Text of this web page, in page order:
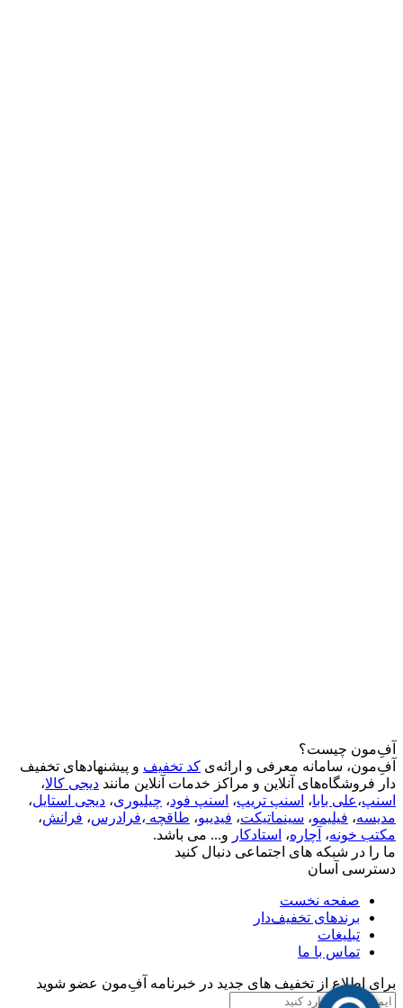
آفِ‌مون چیست؟
آفِ‌مون، سامانه معرفی و ارائه‌ی کد تخفیف و پیشنهادهای تخفیف
دار فروشگاه‌های آنلاین و مراکز خدمات آنلاین مانند دیجی کالا،
اسنپ،علی بابا، اسنپ تریپ، اسنپ فود، چیلیوری، دیجی استایل،
مدیسه، فیلیمو، سینماتیکت، فیدیبو، طاقچه ،فرادرس، فرانش،
مکتب خونه، آچاره، استادکار و... می باشد.
ما را در شبکه های اجتماعی دنبال کنید
دسترسی آسان
صفحه نخست
برندهای تخفیف‌دار
تبلیغات
تماس با ما
برای اطلاع از تخفیف های جدید در خبرنامه آفِ‌مون عضو شوید